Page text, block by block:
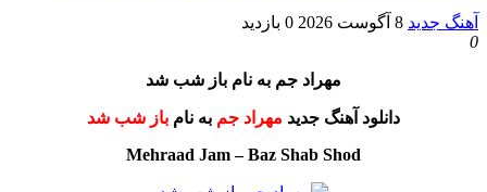
آهنگ جدید 8 آگوست 2026
0 بازدید
0
مهراد جم به نام باز شب شد
دانلود آهنگ جدید مهراد جم به نام باز شب شد
Mehraad Jam – Baz Shab Shod